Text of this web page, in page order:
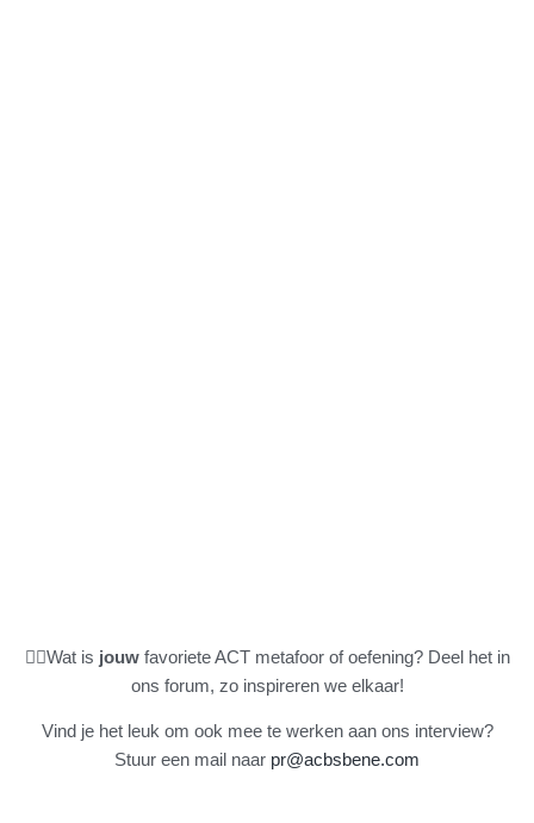
👉🏻Wat is jouwfavoriete ACT metafoor of oefening? Deel het in
ons forum, zo inspireren we elkaar!
Vind je het leuk om ook mee te werken aan ons interview?
Stuur een mail naar pr@acbsbene.com